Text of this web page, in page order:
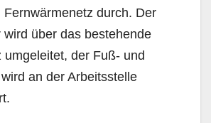
Fernwärmenetz durch. Der
wird über das bestehende
umgeleitet, der Fuß- und
an der Arbeitsstelle